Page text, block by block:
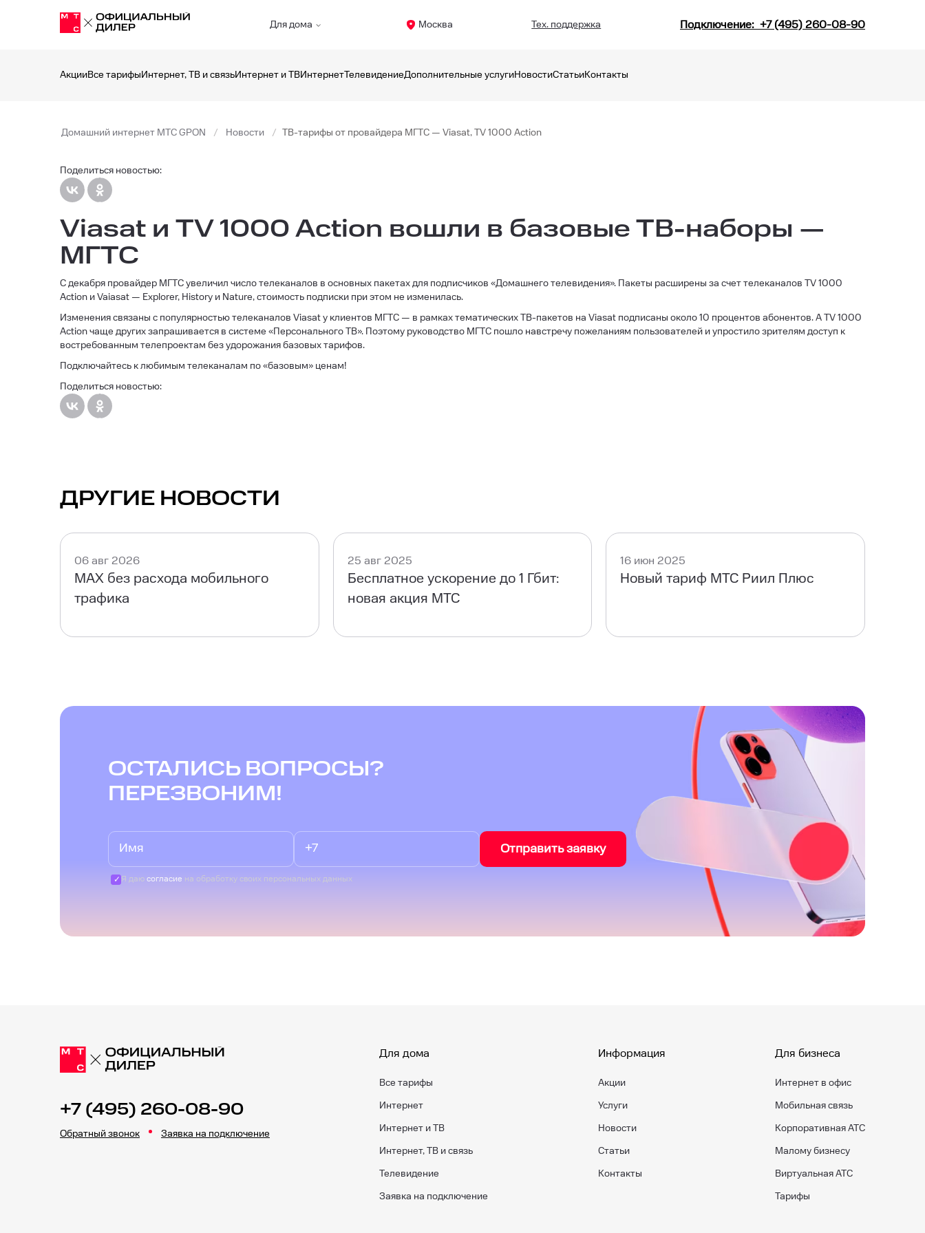
Для дома Москва Тех. поддержка Подключение: +7 (495) 260-08-90
АкцииВсе тарифыИнтернет, ТВ и связьИнтернет и ТВИнтернетТелевидениеДополнительные услугиНовостиСтатьиКонтакты
Домашний интернет МТС GPON Новости ТВ-тарифы от провайдера МГТС — Viasat, TV 1000 Action
Поделиться новостью:
Viasat и TV 1000 Action вошли в базовые ТВ-наборы —
МГТС
С декабря провайдер МГТС увеличил число телеканалов в основных пакетах для подписчиков «Домашнего телевидения». Пакеты расширены за счет телеканалов TV 1000
Action и Vaiasat — Explorer, History и Nature, стоимость подписки при этом не изменилась.
Изменения связаны с популярностью телеканалов Viasat у клиентов МГТС — в рамках тематических ТВ-пакетов на Viasat подписаны около 10 процентов абонентов. А TV 1000
Action чаще других запрашивается в системе «Персонального ТВ». Поэтому руководство МГТС пошло навстречу пожеланиям пользователей и упростило зрителям доступ к
востребованным телепроектам без удорожания базовых тарифов.
Подключайтесь к любимым телеканалам по «базовым» ценам!
Поделиться новостью:
ДРУГИЕ НОВОСТИ
06 авг 2026
MAX без расхода мобильного
трафика
25 авг 2025
Бесплатное ускорение до 1 Гбит:
новая акция МТС
16 июн 2025
Новый тариф МТС Риил Плюс
ОСТАЛИСЬ ВОПРОСЫ?
ПЕРЕЗВОНИМ!
Отправить заявку
Я даю согласие на обработку своих персональных данных
+7 (495) 260-08-90
Обратный звонок Заявка на подключение
Для дома
Все тарифы
Интернет
Интернет и ТВ
Интернет, ТВ и связь
Телевидение
Заявка на подключение
Информация
Акции
Услуги
Новости
Статьи
Контакты
Для бизнеса
Интернет в офис
Мобильная связь
Корпоративная АТС
Малому бизнесу
Виртуальная АТС
Тарифы